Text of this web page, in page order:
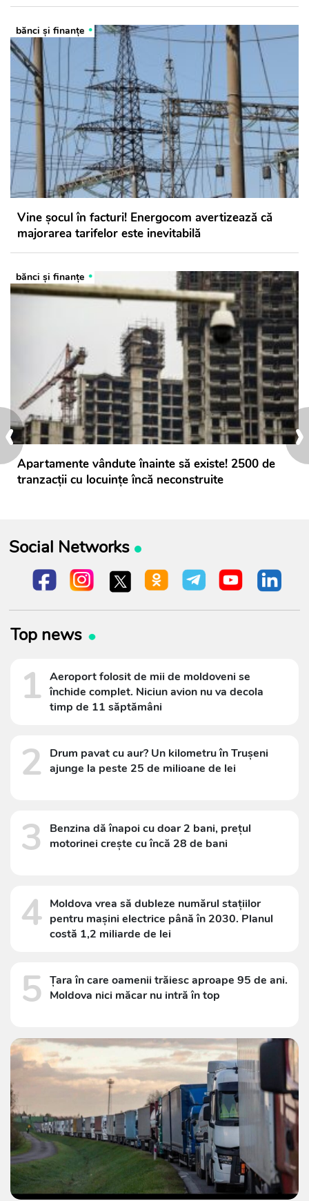
›
‹
bănci şi finanţe
Vine șocul în facturi! Energocom avertizează că
majorarea tarifelor este inevitabilă
bănci şi finanţe
Apartamente vândute înainte să existe! 2500 de
tranzacții cu locuințe încă neconstruite
Social Networks
Top news
1 Aeroport folosit de mii de moldoveni se
închide complet. Niciun avion nu va decola
timp de 11 săptămâni
2
Drum pavat cu aur? Un kilometru în Trușeni
ajunge la peste 25 de milioane de lei
3
Benzina dă înapoi cu doar 2 bani, prețul
motorinei crește cu încă 28 de bani
4 Moldova vrea să dubleze numărul stațiilor
pentru mașini electrice până în 2030. Planul
costă 1,2 miliarde de lei
5 Țara în care oamenii trăiesc aproape 95 de ani.
Moldova nici măcar nu intră în top